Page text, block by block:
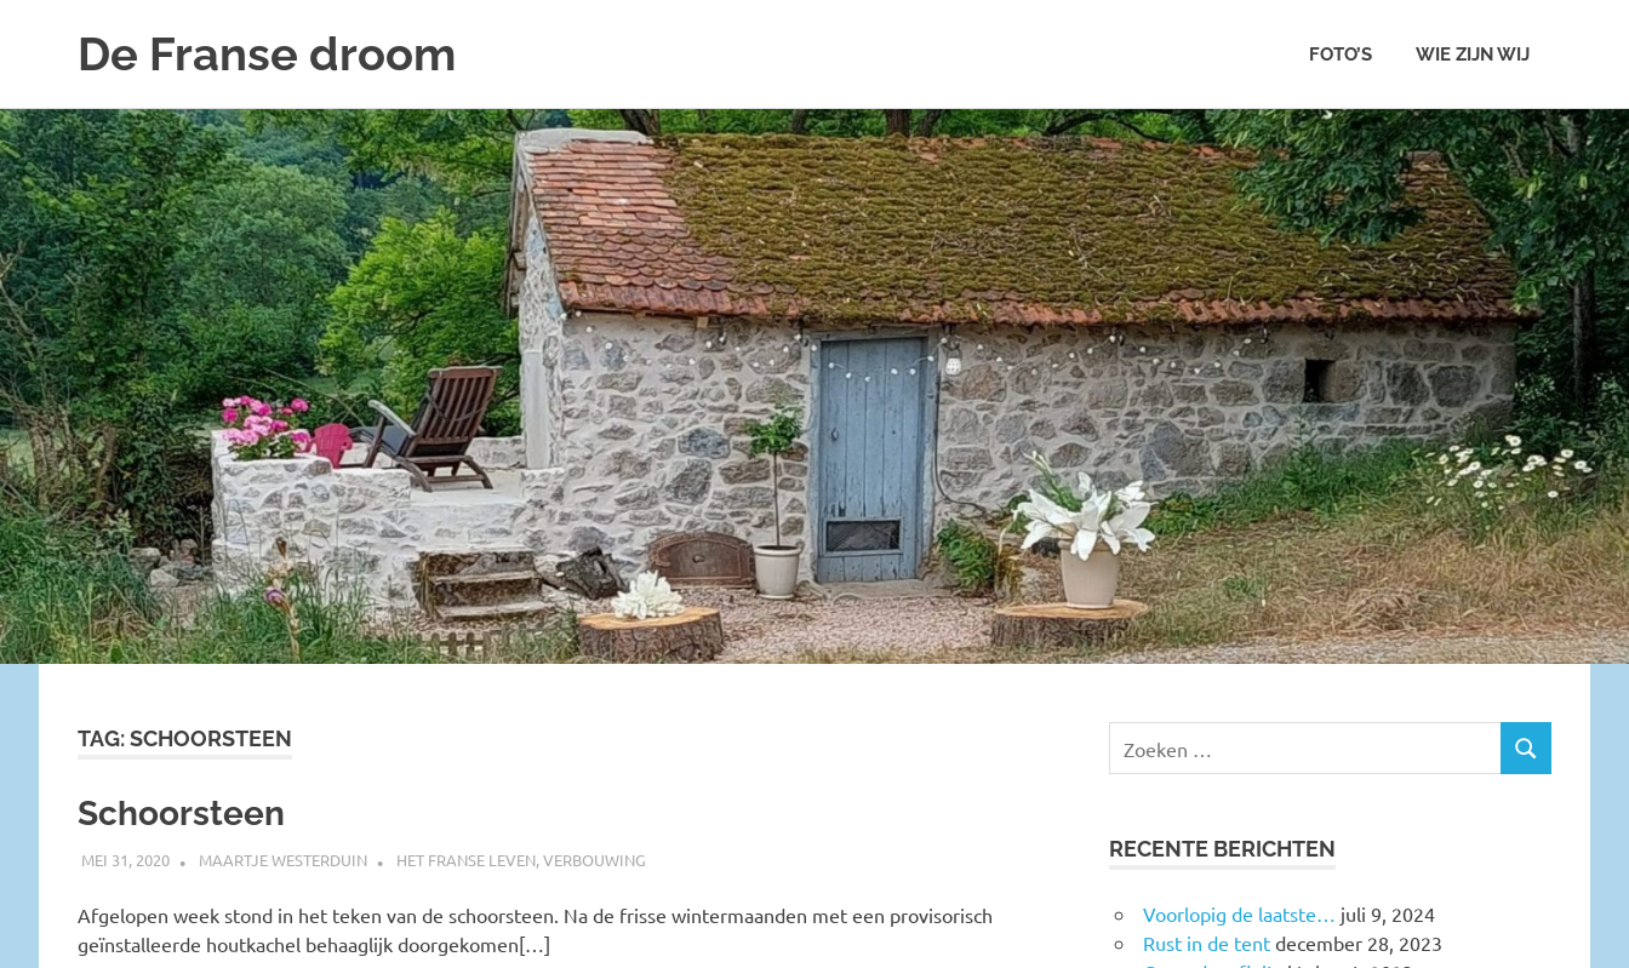
Naar
de
inhoud
springen
De Franse droom
huisje
FOTO’S WIE ZIJN WIJ
TAG:SCHOORSTEEN
Schoorsteen
MEI 31, 2020 MAARTJE WESTERDUIN HET FRANSE LEVEN,VERBOUWING
Afgelopen week stond in het teken van de schoorsteen. Na de frisse wintermaanden met een provisorisch
geïnstalleerde houtkachel behaaglijk doorgekomen[…]
RECENTE BERICHTEN
Voorlopig de laatste…
juli 9, 2024
Rust in de tent december 28, 2023